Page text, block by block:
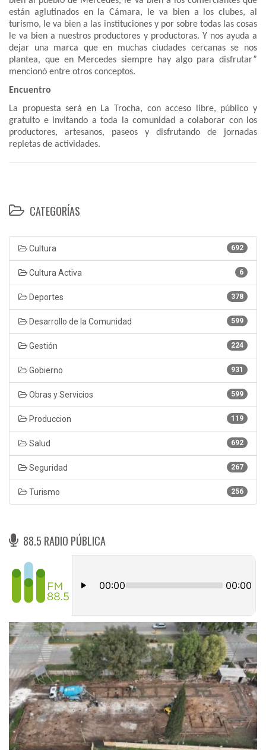
están aglutinados en la Cámara, le va bien a los clubes, al
turismo, le va bien a las instituciones y por sobre todas las cosas
le va bien a nuestros productores y productoras. Y nos ayuda a
dejar una marca que en muchas ciudades cercanas se nos
plantea, que en Mercedes siempre hay algo para disfrutar”
mencionó entre otros conceptos.
Encuentro
La propuesta será en La Trocha, con acceso libre, público y
gratuito e invitando a toda la comunidad a colaborar con los
productores, artesanos, paseos y disfrutando de jornadas
repletas de actividades.
CATEGORÍAS
692
Cultura
6
Cultura Activa
378
Deportes
599
Desarrollo de la Comunidad
224
Gestión
931
Gobierno
599
Obras y Servicios
119
Produccion
692
Salud
267
Seguridad
256
Turismo
88.5 RADIO PÚBLICA